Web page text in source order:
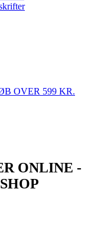
OVER 599 KR.
ONLINE -